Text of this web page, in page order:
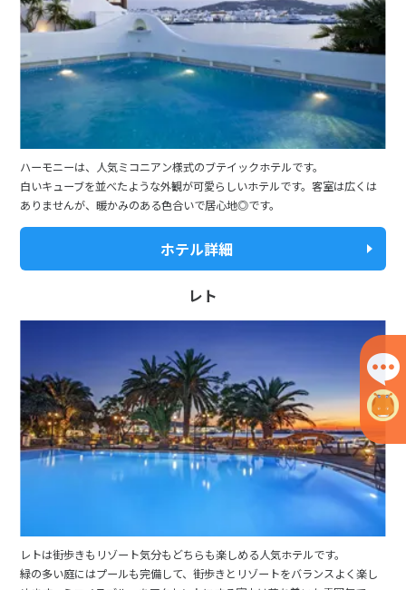
ハーモニーは、人気ミコニアン様式のブテイックホテルです。
白いキューブを並べたような外観が可愛らしいホテルです。客室は広くは
ありませんが、暖かみのある色合いで居心地◎です。
ホテル詳細
レト
レトは街歩きもリゾート気分もどちらも楽しめる人気ホテルです。
緑の多い庭にはプールも完備して、街歩きとリゾートをバランスよく楽し